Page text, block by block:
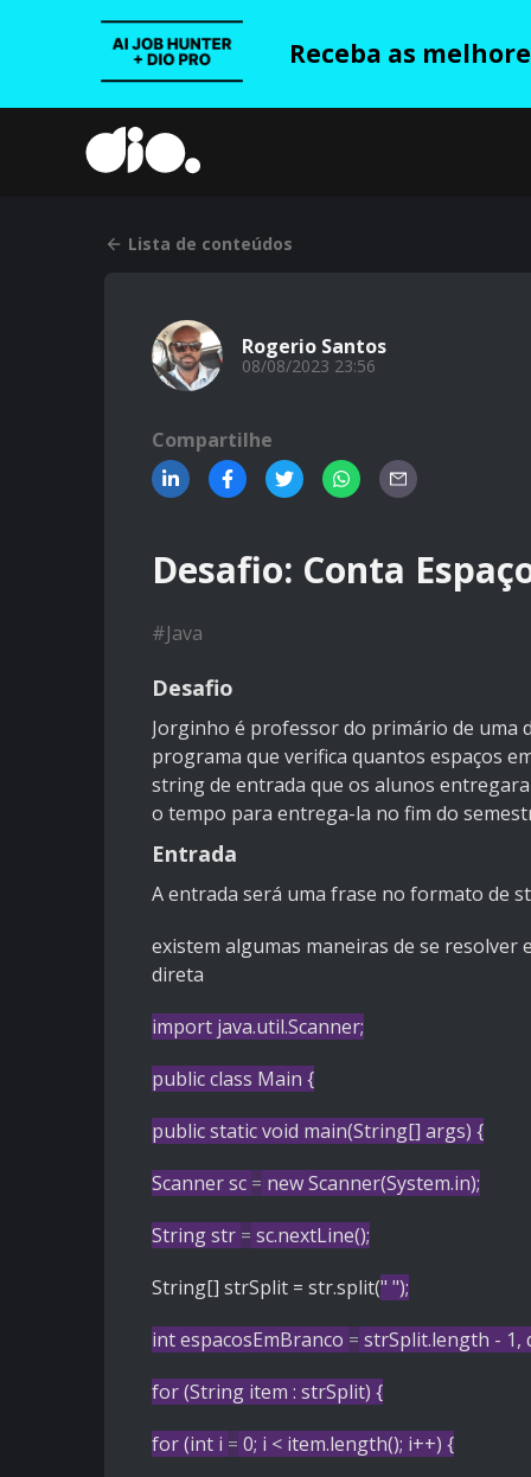
Receba as
Lista de conteúdos
Rogerio Santos
08/08/2023 23:56
Compartilhe
Desafio: Conta
#Java
Desafio
Jorginho é professor do primário de uma
programa que verifica quantos espaços
string de entrada que os alunos
o tempo para entrega-la no fim do
Entrada
A entrada será uma frase no formato de
existem algumas maneiras de se resolver
direta
import java.util.Scanner;
publicclass Main {
publicstaticvoid main(String[] args) {
Scannersc = newScanner(System.in);
Stringstr = sc.nextLine();
String[] strSplit = str.split(" ");
intespacosEmBranco = strSplit.length - 1,
for(String item : strSplit) {
for(int i = 0; i < item.length(); i++) {